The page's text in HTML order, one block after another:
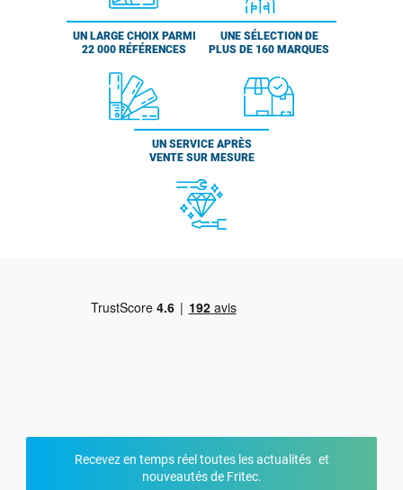
UN LARGE CHOIX PARMI
22 000 RÉFÉRENCES
UNE SÉLECTION DE
PLUS DE 160 MARQUES
UN SERVICE APRÈS
VENTE SUR MESURE
Recevez en temps réel toutes les actualités et
nouveautés de Fritec.